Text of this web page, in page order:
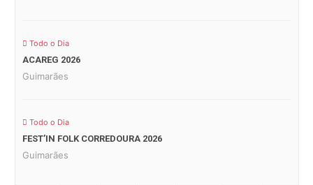
Todo o Dia
ACAREG 2026
Guimarães
Todo o Dia
FEST’IN FOLK CORREDOURA 2026
Guimarães